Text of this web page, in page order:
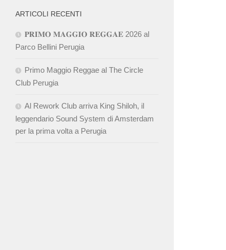
ARTICOLI RECENTI
𝐏𝐑𝐈𝐌𝐎 𝐌𝐀𝐆𝐆𝐈𝐎 𝐑𝐄𝐆𝐆𝐀𝐄 2026 al
Parco Bellini Perugia
Primo Maggio Reggae al The Circle
Club Perugia
Al Rework Club arriva King Shiloh, il
leggendario Sound System di Amsterdam
per la prima volta a Perugia